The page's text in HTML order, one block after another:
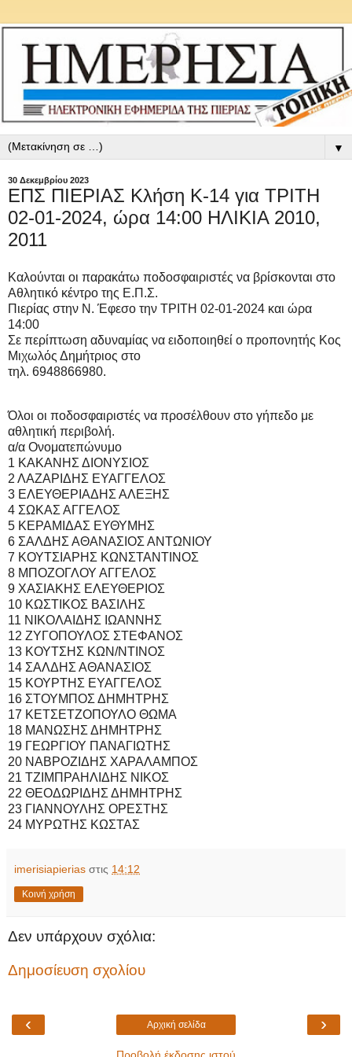
▼
30 Δεκεμβρίου 2023
ΕΠΣ ΠΙΕΡΙΑΣ Κλήση Κ-14 για ΤΡΙΤΗ
02-01-2024, ώρα 14:00 ΗΛΙΚΙΑ 2010,
2011
Καλούνται οι παρακάτω ποδοσφαιριστές να βρίσκονται στο
Αθλητικό κέντρο της Ε.Π.Σ.
Πιερίας στην Ν. Έφεσο την ΤΡΙΤΗ 02-01-2024 και ώρα
14:00
Σε περίπτωση αδυναμίας να ειδοποιηθεί ο προπονητής Κος
Μιχωλός Δημήτριος στο
τηλ. 6948866980.
Όλοι οι ποδοσφαιριστές να προσέλθουν στο γήπεδο με
αθλητική περιβολή.
α/α Ονοματεπώνυμο
1 ΚΑΚΑΝΗΣ ΔΙΟΝΥΣΙΟΣ
2 ΛΑΖΑΡΙΔΗΣ ΕΥΑΓΓΕΛΟΣ
3 ΕΛΕΥΘΕΡΙΑΔΗΣ ΑΛΕΞΗΣ
4 ΣΩΚΑΣ ΑΓΓΕΛΟΣ
5 ΚΕΡΑΜΙΔΑΣ ΕΥΘΥΜΗΣ
6 ΣΑΛΔΗΣ ΑΘΑΝΑΣΙΟΣ ΑΝΤΩΝΙΟΥ
7 ΚΟΥΤΣΙΑΡΗΣ ΚΩΝΣΤΑΝΤΙΝΟΣ
8 ΜΠΟΖΟΓΛΟΥ ΑΓΓΕΛΟΣ
9 ΧΑΣΙΑΚΗΣ ΕΛΕΥΘΕΡΙΟΣ
10 ΚΩΣΤΙΚΟΣ ΒΑΣΙΛΗΣ
11 ΝΙΚΟΛΑΙΔΗΣ ΙΩΑΝΝΗΣ
12 ΖΥΓΟΠΟΥΛΟΣ ΣΤΕΦΑΝΟΣ
13 ΚΟΥΤΣΗΣ ΚΩΝ/ΝΤΙΝΟΣ
14 ΣΑΛΔΗΣ ΑΘΑΝΑΣΙΟΣ
15 ΚΟΥΡΤΗΣ ΕΥΑΓΓΕΛΟΣ
16 ΣΤΟΥΜΠΟΣ ΔΗΜΗΤΡΗΣ
17 ΚΕΤΣΕΤΖΟΠΟΥΛΟ ΘΩΜΑ
18 ΜΑΝΩΣΗΣ ΔΗΜΗΤΡΗΣ
19 ΓΕΩΡΓΙΟΥ ΠΑΝΑΓΙΩΤΗΣ
20 ΝΑΒΡΟΖΙΔΗΣ ΧΑΡΑΛΑΜΠΟΣ
21 ΤΖΙΜΠΡΑΗΛΙΔΗΣ ΝΙΚΟΣ
22 ΘΕΟΔΩΡΙΔΗΣ ΔΗΜΗΤΡΗΣ
23 ΓΙΑΝΝΟΥΛΗΣ ΟΡΕΣΤΗΣ
24 ΜΥΡΩΤΗΣ ΚΩΣΤΑΣ
imerisiapierias στις 14:12
Κοινή χρήση
Δεν υπάρχουν σχόλια:
Δημοσίευση σχολίου
‹ ›
Αρχική σελίδα
Προβολή έκδοσης ιστού